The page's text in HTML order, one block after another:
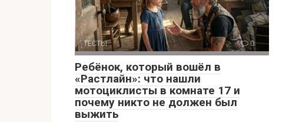
ТЕСТЫ 0
Ребёнок, который вошёл в
«Растлайн»: что нашли
мотоциклисты в комнате 17 и
почему никто не должен был
выжить